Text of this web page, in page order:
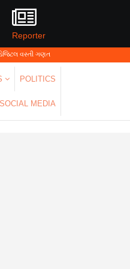
Reporter
2026-27નો પ્રારંભ, ઘર બેઠા આજે જ
POLITICS
SOCIAL MEDIA